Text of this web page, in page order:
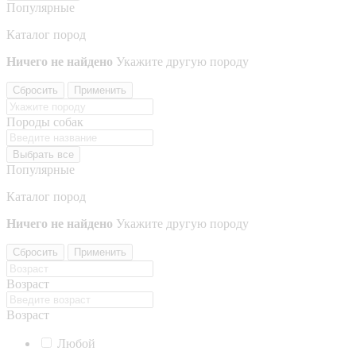
Популярные
Каталог пород
Ничего не найдено Укажите другую породу
Сбросить Применить
Породы собак
Выбрать все
Популярные
Каталог пород
Ничего не найдено Укажите другую породу
Сбросить Применить
Возраст
Возраст
Любой